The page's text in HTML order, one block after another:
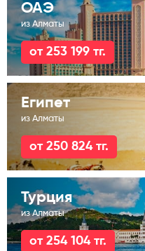
ОАЭ
из Алматы
от 253 199 тг.
Египет
из Алматы
от 250 824 тг.
Турция
из Алматы
от 254 104 тг.